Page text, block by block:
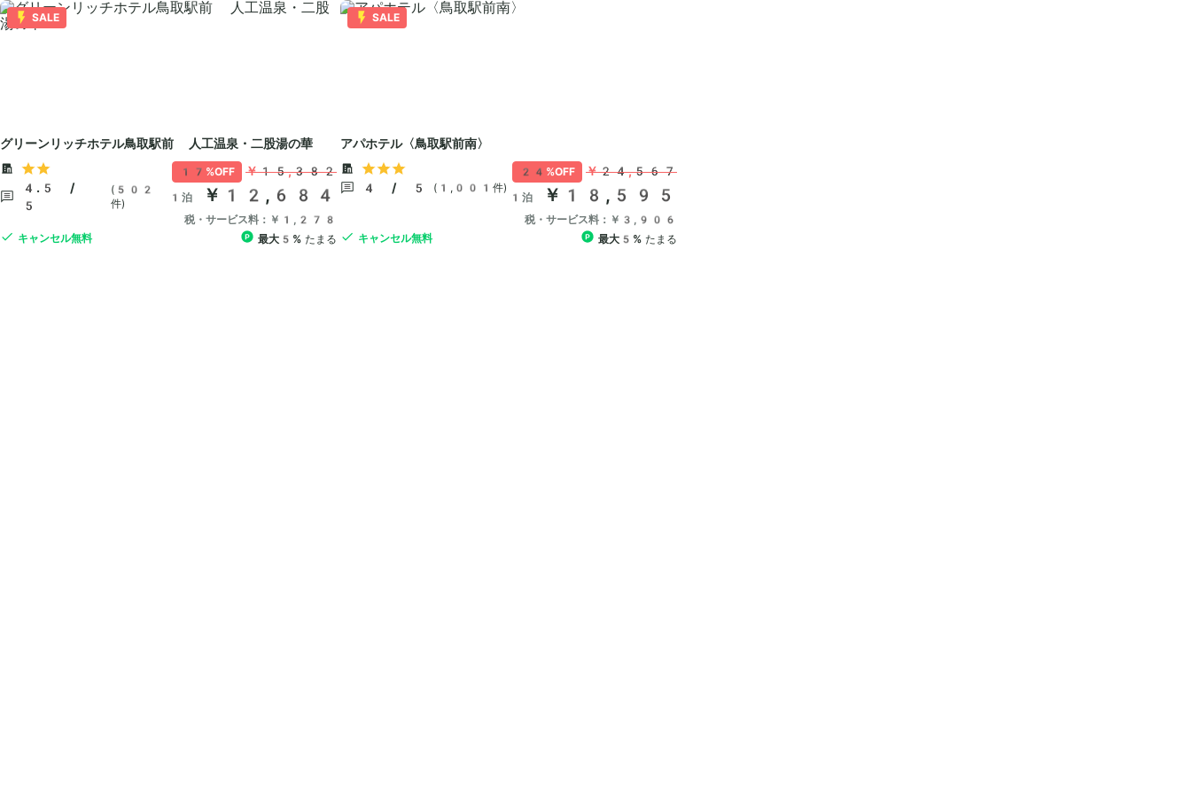
SALE
グリーンリッチホテル鳥取駅前 人工温泉・二股湯の華
4.5 /
5
(502
件)
キャンセル無料
17%OFF ￥15,382
1泊 ￥12,684
税・サービス料：￥1,278
最大5% たまる
SALE
アパホテル〈鳥取駅前南〉
4 / 5 (1,001件)
キャンセル無料
24%OFF ￥24,567
1泊 ￥18,595
税・サービス料：￥3,906
最大5% たまる